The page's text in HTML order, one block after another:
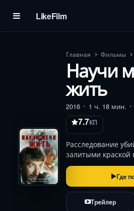
LikeFilm
Главная Фильмы
Научи
жить
2016 1 ч. 18 мин.
7.7КП
Расследование
залитыми краской
статьёй во рту
полярным
Рите
личный кризис, и
Лаврову, чьи
Где
Трейлер